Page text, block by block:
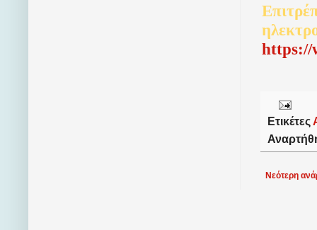
https://
Ετικέτες
Νεότερη